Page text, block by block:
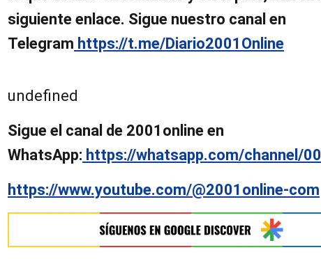
siguiente enlace. Sigue nuestro canal en
Telegram https://t.me/Diario2001Online
undefined
Sigue el canal de 2001online en
WhatsApp: https://whatsapp.com/channel/
https://www.youtube.com/@2001online-com